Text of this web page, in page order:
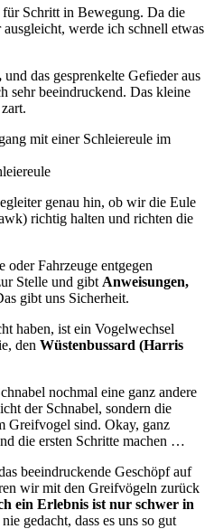
Schritt in Bewegung. Da die
werde ich schnell etwas
und das gesprenkelte Gefieder aus
sehr beeindruckend. Das kleine
genau hin, ob wir die Eule
richtig halten und richten die
oder Fahrzeuge entgegen
Stelle und gibt Anweisungen,
gibt uns Sicherheit.
haben, ist ein Vogelwechsel
den Wüstenbussard (Harris
nochmal eine ganz andere
der Schnabel, sondern die
Greifvogel sind. Okay, ganz
die ersten Schritte machen …
beeindruckende Geschöpf auf
wir mit den Greifvögeln zurück
ein Erlebnis ist nur schwer in
gedacht, dass es uns so gut